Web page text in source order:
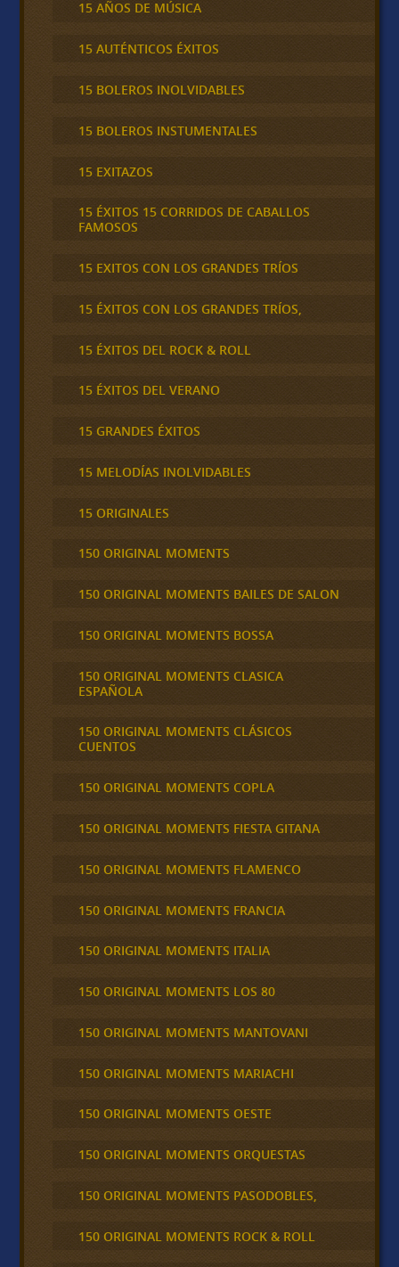
15 AÑOS DE MÚSICA
15 AUTÉNTICOS ÉXITOS
15 BOLEROS INOLVIDABLES
15 BOLEROS INSTUMENTALES
15 EXITAZOS
15 ÉXITOS 15 CORRIDOS DE CABALLOS
FAMOSOS
15 EXITOS CON LOS GRANDES TRÍOS
15 ÉXITOS CON LOS GRANDES TRÍOS,
15 ÉXITOS DEL ROCK & ROLL
15 ÉXITOS DEL VERANO
15 GRANDES ÉXITOS
15 MELODÍAS INOLVIDABLES
15 ORIGINALES
150 ORIGINAL MOMENTS
150 ORIGINAL MOMENTS BAILES DE SALON
150 ORIGINAL MOMENTS BOSSA
150 ORIGINAL MOMENTS CLASICA
ESPAÑOLA
150 ORIGINAL MOMENTS CLÁSICOS
CUENTOS
150 ORIGINAL MOMENTS COPLA
150 ORIGINAL MOMENTS FIESTA GITANA
150 ORIGINAL MOMENTS FLAMENCO
150 ORIGINAL MOMENTS FRANCIA
150 ORIGINAL MOMENTS ITALIA
150 ORIGINAL MOMENTS LOS 80
150 ORIGINAL MOMENTS MANTOVANI
150 ORIGINAL MOMENTS MARIACHI
150 ORIGINAL MOMENTS OESTE
150 ORIGINAL MOMENTS ORQUESTAS
150 ORIGINAL MOMENTS PASODOBLES,
150 ORIGINAL MOMENTS ROCK & ROLL